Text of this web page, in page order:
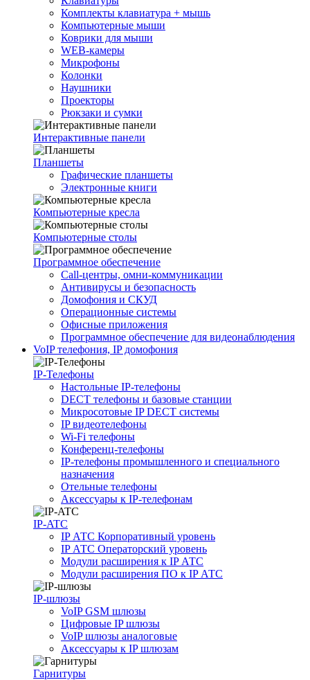
Комплекты клавиатура + мышь
Компьютерные мыши
Коврики для мыши
WEB-камеры
Микрофоны
Колонки
Наушники
Проекторы
Рюкзаки и сумки
Интерактивные панели
Планшеты
Графические планшеты
Электронные книги
Компьютерные кресла
Компьютерные столы
Программное обеспечение
Call-центры, омни-коммуникации
Антивирусы и безопасность
Домофония и СКУД
Операционные системы
Офисные приложения
Программное обеспечение для видеонаблюдения
VoIP телефония, IP домофония
IP-Телефоны
Настольные IP-телефоны
DECT телефоны и базовые станции
Микросотовые IP DECT системы
IP видеотелефоны
Wi-Fi телефоны
Конференц-телефоны
IP-телефоны промышленного и специального
назначения
Отельные телефоны
Аксессуары к IP-телефонам
IP-ATC
IP АТС Корпоративный уровень
IP АТС Операторский уровень
Модули расширения к IP АТС
Модули расширения ПО к IP АТС
IP-шлюзы
VoIP GSM шлюзы
Цифровые IP шлюзы
VoIP шлюзы аналоговые
Аксессуары к IP шлюзам
Гарнитуры